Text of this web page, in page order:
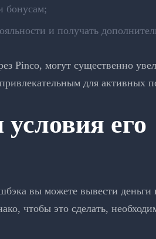
бонусам;
и получать
Pinco, могут существенно
для активных
его
вы можете вывести деньги
чтобы это сделать,